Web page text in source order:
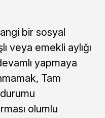
bir sosyal
veya emekli aylığı
yapmaya
Tam
olumlu